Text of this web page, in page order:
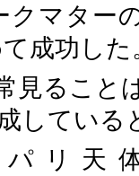
クマター
成功した
見ること
してい
リ天